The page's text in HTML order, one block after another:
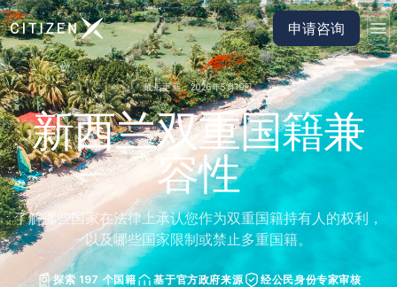
前往 CitizenX 首页 申请咨询
最后更新：2026年5月19日
新西兰双重国籍兼
容性
了解哪些国家在法律上承认您作为双重国籍持有人的权利，
以及哪些国家限制或禁止多重国籍。
探索 197 个国籍 基于官方政府来源 经公民身份专家审核